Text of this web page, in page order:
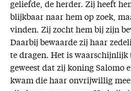
geliefde, de herder. Zij heeft
blijkbaar naar hem op zoek,
vinden. Zij zocht hem bij zijn
Daarbij bewaarde zij haar
te dragen. Het is waarschijnlijk
geweest dat zij koning Salomo
kwam die haar onvrijwillig